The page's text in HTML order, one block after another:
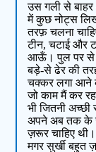
उस गली से बाहर
में कुछ नोट्स
तरफ़ चलना
टीन, चटाई और
आऊँ। पुल पर से
बड़े-से ढेर की
चक्कर लगा आने
जो काम मैं कर
भी जितनी
अपने अब तक के
ज़रूर चाहिए
मगर सुर्खी बहुत